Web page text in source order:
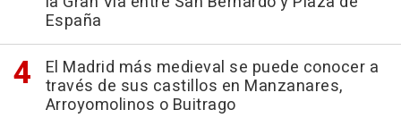
España
El Madrid más medieval se puede conocer a
través de sus castillos en Manzanares,
Arroyomolinos o Buitrago